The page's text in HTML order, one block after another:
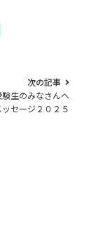
次の記事
生のみなさんへ
セージ２０２５